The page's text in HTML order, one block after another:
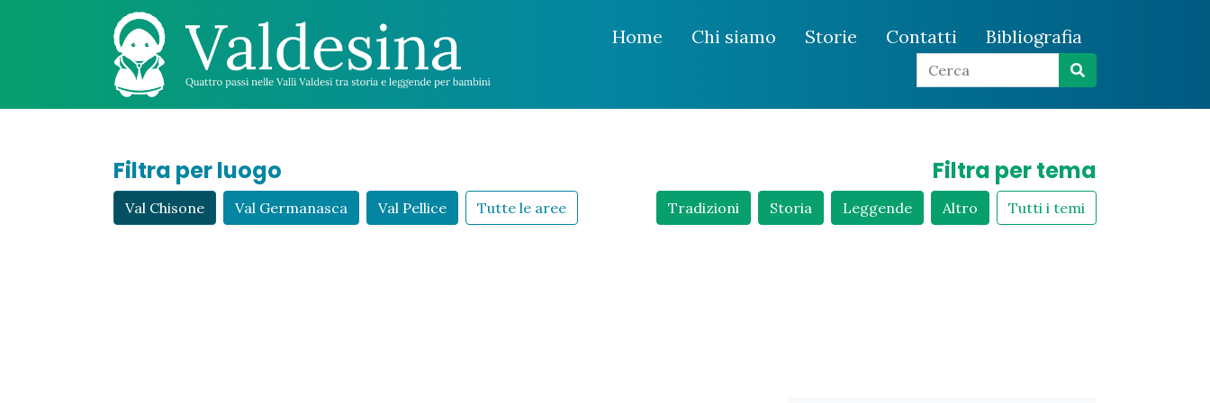
Home Chi siamo Storie Contatti Bibliografia
Filtra per luogo
Val Chisone Val Germanasca Val Pellice Tutte le aree
Filtra per tema
Tradizioni Storia Leggende Altro Tutti i temi